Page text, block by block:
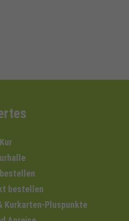
bestellen
Kurkarten-Pluspunkte